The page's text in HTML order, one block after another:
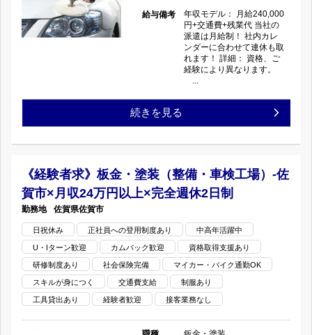
専
技
術
を
活
か
そ
売
メ
カ
福
山
市
完
給与備考
年収モデル： 月給240,000
円+交通費+残業代 当社の
派遣は月給制！ 社内カレ
ンダーに合わせて連休も取
れます！ 詳細： 資格、ご
経験により異なります。
...
【大
市】
鈑
金
塗
装
（整
続きを見る
《経験者求》板金・塗装（整備・車検工場）-佐
賀市×月収24万円以上×完全週休2日制
佐賀県佐賀市
日祝休み 正社員への登用制度あり 中高年活躍中
U・Iターン歓迎 カムバック歓迎 資格取得支援あり
研修制度あり 社会保険完備 マイカー・バイク通勤OK
スキルが身につく 交通費支給 制服あり
工具貸出あり 経験者歓迎 接客業務なし